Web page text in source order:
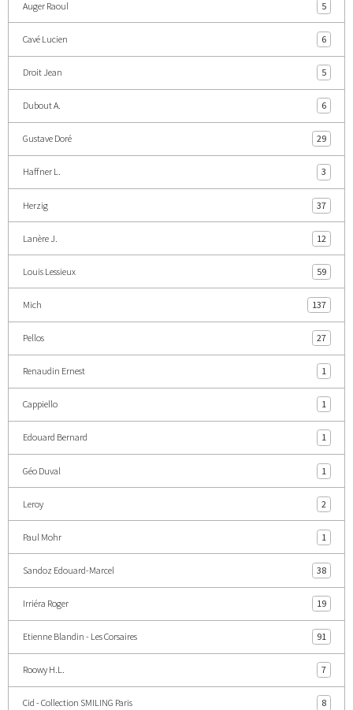
Auger Raoul 5
Cavé Lucien 6
Droit Jean 5
Dubout A. 6
Gustave Doré 29
Haffner L. 3
Herzig 37
Lanère J. 12
Louis Lessieux 59
Mich 137
Pellos 27
Renaudin Ernest 1
Cappiello 1
Edouard Bernard 1
Géo Duval 1
Leroy 2
Paul Mohr 1
Sandoz Edouard-Marcel 38
Irriéra Roger 19
Etienne Blandin - Les Corsaires 91
Roowy H.L. 7
Cid - Collection SMILING Paris 8